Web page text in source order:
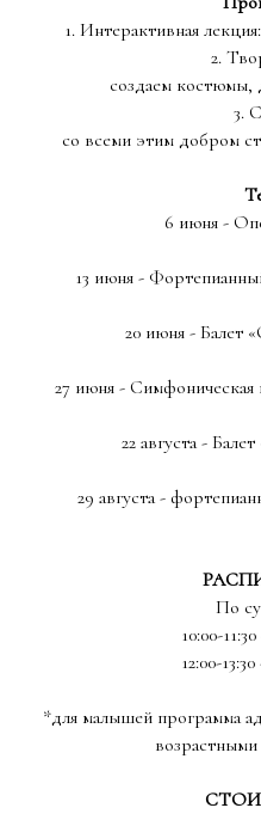
1. Интерактивная
2.
создаем костюмы,
3.
со всеми этим добром
6 июня -
13 июня -
20 июня - Балет
27 июня -
22 августа -
29 августа -
По
10:00-
12:00-
*для малышей программа